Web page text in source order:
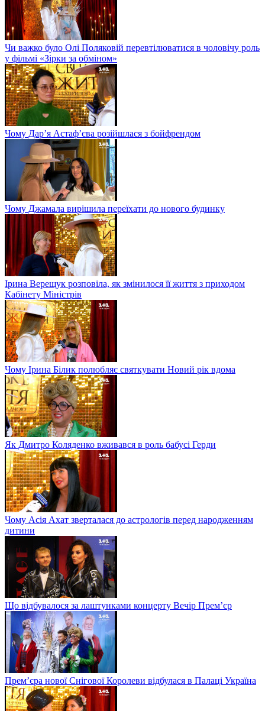
Чи важко було Олі Поляковій перевтілюватися в чоловічу роль
у фільмі «Зірки за обміном»
Чому Дар’я Астаф’єва розійшлася з бойфрендом
Чому Джамала вирішила переїхати до нового будинку
Ірина Верещук розповіла, як змінилося її життя з приходом
Кабінету Міністрів
Чому Ірина Білик полюбляє святкувати Новий рік вдома
Як Дмитро Коляденко вживався в роль бабусі Герди
Чому Асія Ахат зверталася до астрологів перед народженням
дитини
Що відбувалося за лаштунками концерту Вечір Прем’єр
Прем’єра нової Снігової Королеви відбулася в Палаці Україна